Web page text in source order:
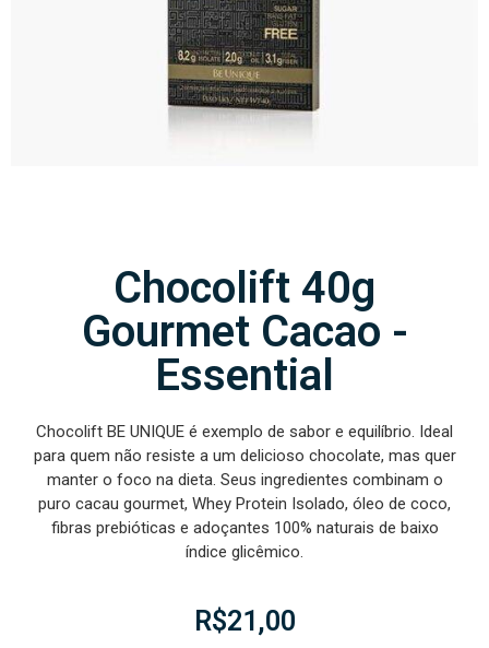
Chocolift 40g
Gourmet Cacao -
Essential
Chocolift BE UNIQUE é exemplo de sabor e equilíbrio. Ideal
para quem não resiste a um delicioso chocolate, mas quer
manter o foco na dieta. Seus ingredientes combinam o
puro cacau gourmet, Whey Protein Isolado, óleo de coco,
fibras prebióticas e adoçantes 100% naturais de baixo
índice glicêmico.
R$21,00